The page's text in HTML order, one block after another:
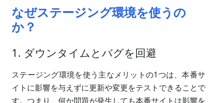
なぜステージング環境を使うの
か？
1. ダウンタイムとバグを回避
ステージング環境を使う主なメリットの1つは、本番サ
イトに影響を与えずに更新や変更をテストできることで
す。つまり、何か問題が発生しても本番サイトは影響を